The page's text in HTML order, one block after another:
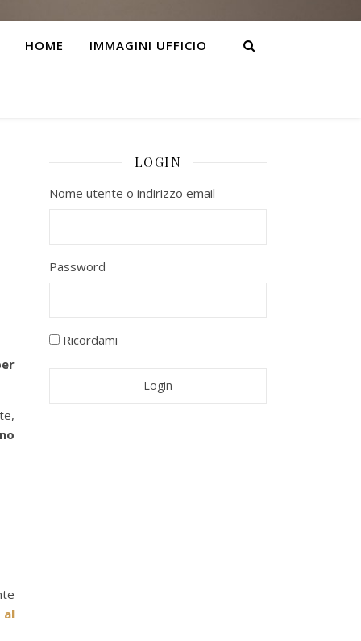
HOME IMMAGINI UFFICIO
al
LOGIN
Nome utente o indirizzo email
Password
Ricordami